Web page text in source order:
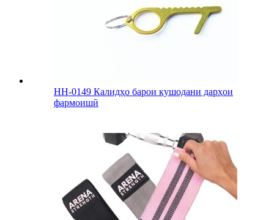
HH-0149 Калидҳо барои кушодани дарҳои
фармоишӣ